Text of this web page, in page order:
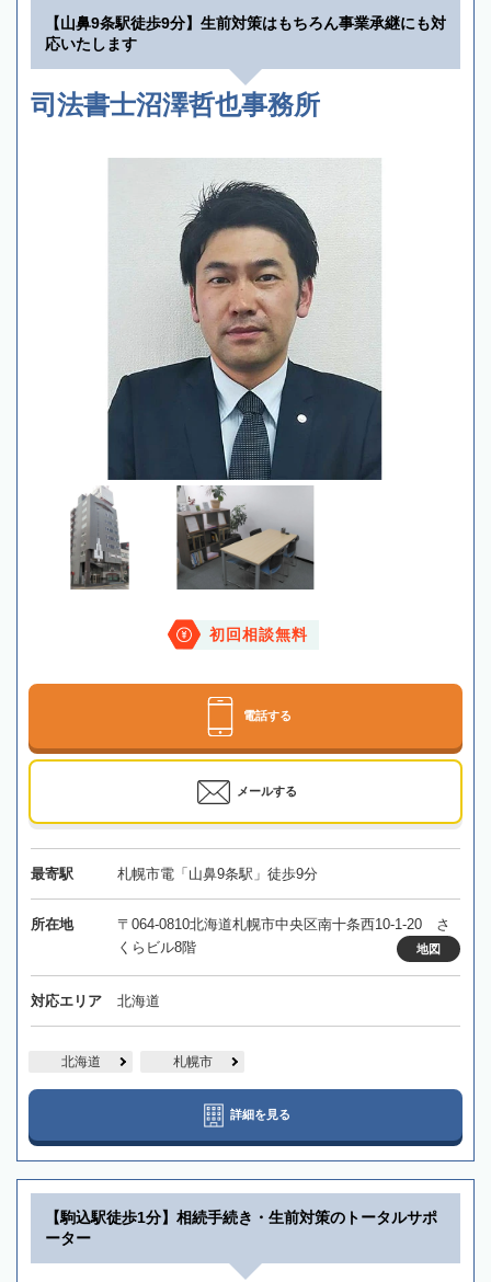
【山鼻9条駅徒歩9分】生前対策はもちろん事業承継にも対
応いたします
司法書士沼澤哲也事務所
初回相談無料
電話する
メールする
最寄駅 札幌市電「山鼻9条駅」徒歩9分
所在地
〒064-0810北海道札幌市中央区南十条西10-1-20 さ
くらビル8階
地図
対応エリア 北海道
北海道 札幌市
詳細を見る
【駒込駅徒歩1分】相続手続き・生前対策のトータルサポ
ーター